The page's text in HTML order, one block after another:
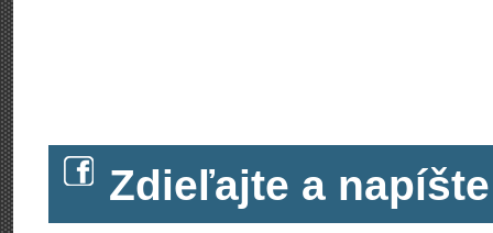
Zdieľajte a